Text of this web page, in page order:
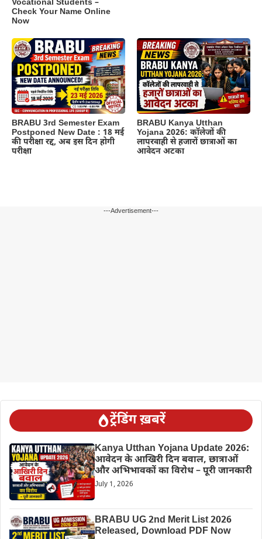
Vocational Students –
Check Your Name Online
Now
BRABU 3rd Semester Exam
Postponed New Date : 18 मई
की परीक्षा रद्द, अब इस दिन होगी
परीक्षा
BRABU Kanya Utthan
Yojana 2026: कॉलेजों की
लापरवाही से हजारों छात्राओं का
आवेदन अटका
---Advertisement---
ट्रेंडिंग ख़बरें
Kanya Utthan Yojana Update 2026:
आवेदन के आखिरी दिन बवाल, छात्राओं
और अभिभावकों का विरोध – पूरी जानकारी
July 1, 2026
BRABU UG 2nd Merit List 2026
Released, Download PDF Now